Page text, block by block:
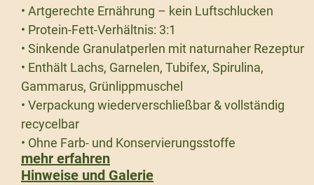
• Artgerechte Ernährung – kein Luftschlucken
• Protein-Fett-Verhältnis: 3:1
• Sinkende Granulatperlen mit naturnaher Rezeptur
• Enthält Lachs, Garnelen, Tubifex, Spirulina,
Gammarus, Grünlippmuschel
• Verpackung wiederverschließbar & vollständig
recycelbar
• Ohne Farb- und Konservierungsstoffe
mehr erfahren
Hinweise und Galerie